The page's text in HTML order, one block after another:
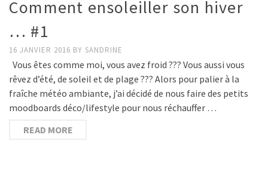
Comment ensoleiller son hiver
… #1
16 JANVIER 2016 BY SANDRINE
Vous êtes comme moi, vous avez froid ??? Vous aussi vous
rêvez d’été, de soleil et de plage ??? Alors pour palier à la
fraîche météo ambiante, j’ai décidé de nous faire des petits
moodboards déco/lifestyle pour nous réchauffer …
READ MORE